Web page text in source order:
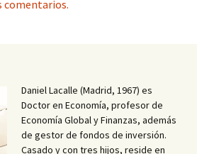
comentarios.
Daniel Lacalle (Madrid, 1967) es
Doctor en Economía, profesor de
Economía Global y Finanzas, además
de gestor de fondos de inversión.
Casado y con tres hijos, reside en